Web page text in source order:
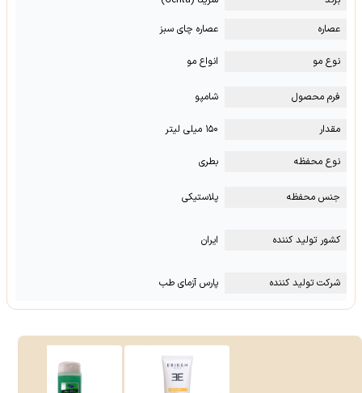
عصاره
عصاره چای سبز
نوع مو انواع مو
فرم محصول شامپو
مقدار ۱۵۰ میلی لیتر
نوع محفظه بطری
جنس محفظه پلاستیکی
کشور تولید کننده ایران
شرکت تولید کننده پارس آزمای طب